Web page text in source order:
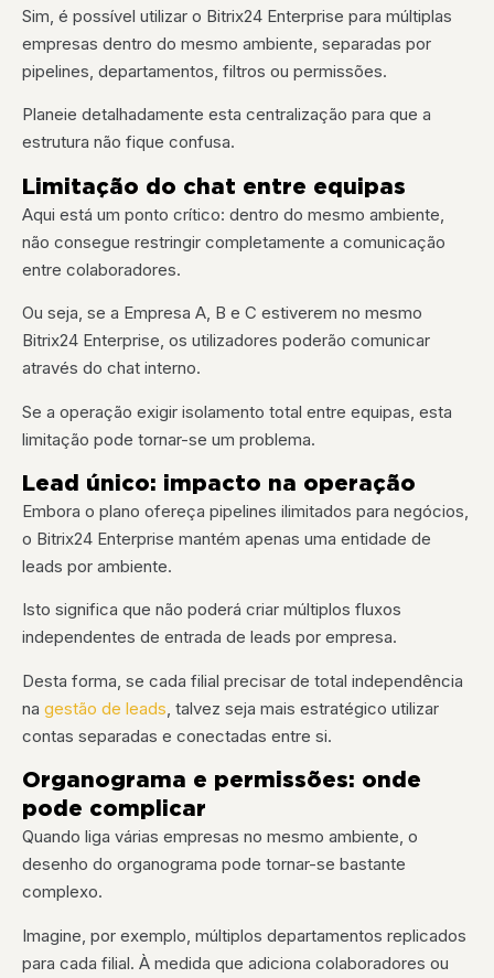
Sim, é possível utilizar o Bitrix24 Enterprise para múltiplas
empresas dentro do mesmo ambiente, separadas por
pipelines, departamentos, filtros ou permissões.
Planeie detalhadamente esta centralização para que a
estrutura não fique confusa.
Limitação do chat entre equipas
Aqui está um ponto crítico: dentro do mesmo ambiente,
não consegue restringir completamente a comunicação
entre colaboradores.
Ou seja, se a Empresa A, B e C estiverem no mesmo
Bitrix24 Enterprise, os utilizadores poderão comunicar
através do chat interno.
Se a operação exigir isolamento total entre equipas, esta
limitação pode tornar-se um problema.
Lead único: impacto na operação
Embora o plano ofereça pipelines ilimitados para negócios,
o Bitrix24 Enterprise mantém apenas uma entidade de
leads por ambiente.
Isto significa que não poderá criar múltiplos fluxos
independentes de entrada de leads por empresa.
Desta forma, se cada filial precisar de total independência
na gestão de leads , talvez seja mais estratégico utilizar
contas separadas e conectadas entre si.
Organograma e permissões: onde
pode complicar
Quando liga várias empresas no mesmo ambiente, o
desenho do organograma pode tornar-se bastante
complexo.
Imagine, por exemplo, múltiplos departamentos replicados
para cada filial. À medida que adiciona colaboradores ou